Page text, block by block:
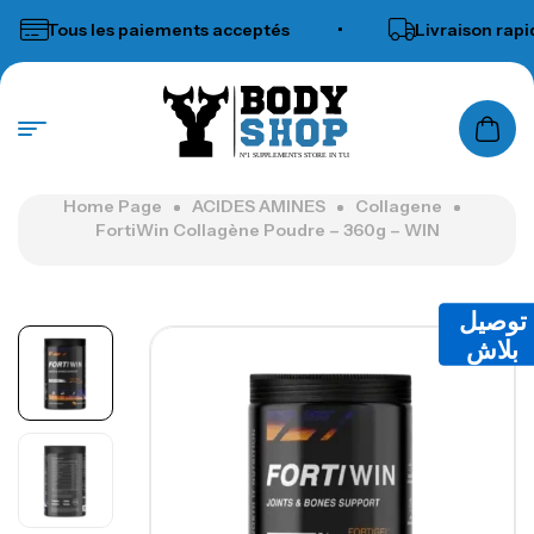
les paiements acceptés • Livraison rapide
N°1 SUPPLEMENTS STORE IN TUNISIA
Home Page ACIDES AMINES
Collagene
FortiWin Collagène Poudre – 360g – WIN
توصيل
بلاش